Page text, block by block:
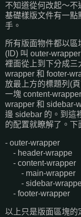
不知道從何改起～
基礎樣版文件有一點
手。
所有版面物件都以
(ID) 叫 outer-
裡面從上到下分成三
wrapper 和 footer-
放最上方的標題列(
一塊 content-
wrapper 和 sidebar-
邊 sidebar 的。到這
的配置就瞭解了。下
- outer-wrapper
- header-wrappe
- content-wrapper
- main-wrapper
- sidebar-
- footer-wrapper
以上只是版面區塊的